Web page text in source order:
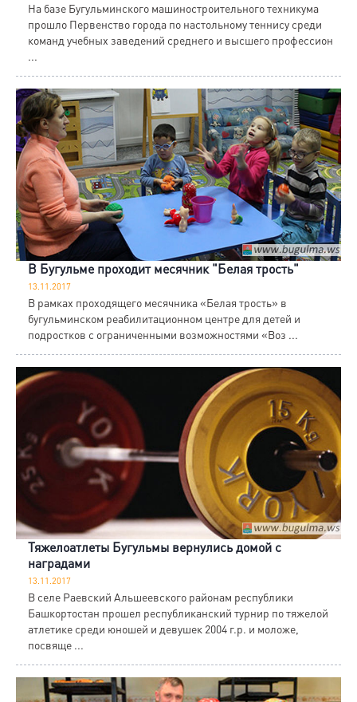
На базе Бугульминского машиностроительного техникума
прошло Первенство города по настольному теннису среди
команд учебных заведений среднего и высшего профессион
...
В Бугульме проходит месячник "Белая трость"
13.11.2017
В рамках проходящего месячника «Белая трость» в
бугульминском реабилитационном центре для детей и
подростков с ограниченными возможностями «Воз ...
Тяжелоатлеты Бугульмы вернулись домой с
наградами
13.11.2017
В селе Раевский Альшеевского районам республики
Башкортостан прошел республиканский турнир по тяжелой
атлетике среди юношей и девушек 2004 г.р. и моложе,
посвяще ...